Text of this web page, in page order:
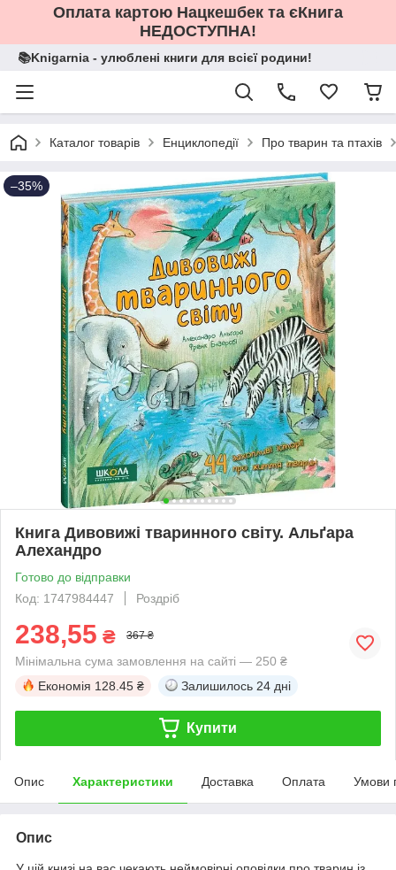
Оплата картою Нацкешбек та єКнига
НЕДОСТУПНА!
📚Knigarnia - улюблені книги для всієї родини!
Каталог товарів Енциклопедії Про тварин та птахів
–35%
Книга Дивовижі тваринного світу. Альґара
Алехандро
Готово до відправки
Код: 1747984447
Роздріб
238,55 ₴ 367 ₴
Мінімальна сума замовлення на сайті — 250 ₴
Економія 128.45 ₴ Залишилось 24 дні
Купити
Опис Характеристики Доставка Оплата Умови
Опис